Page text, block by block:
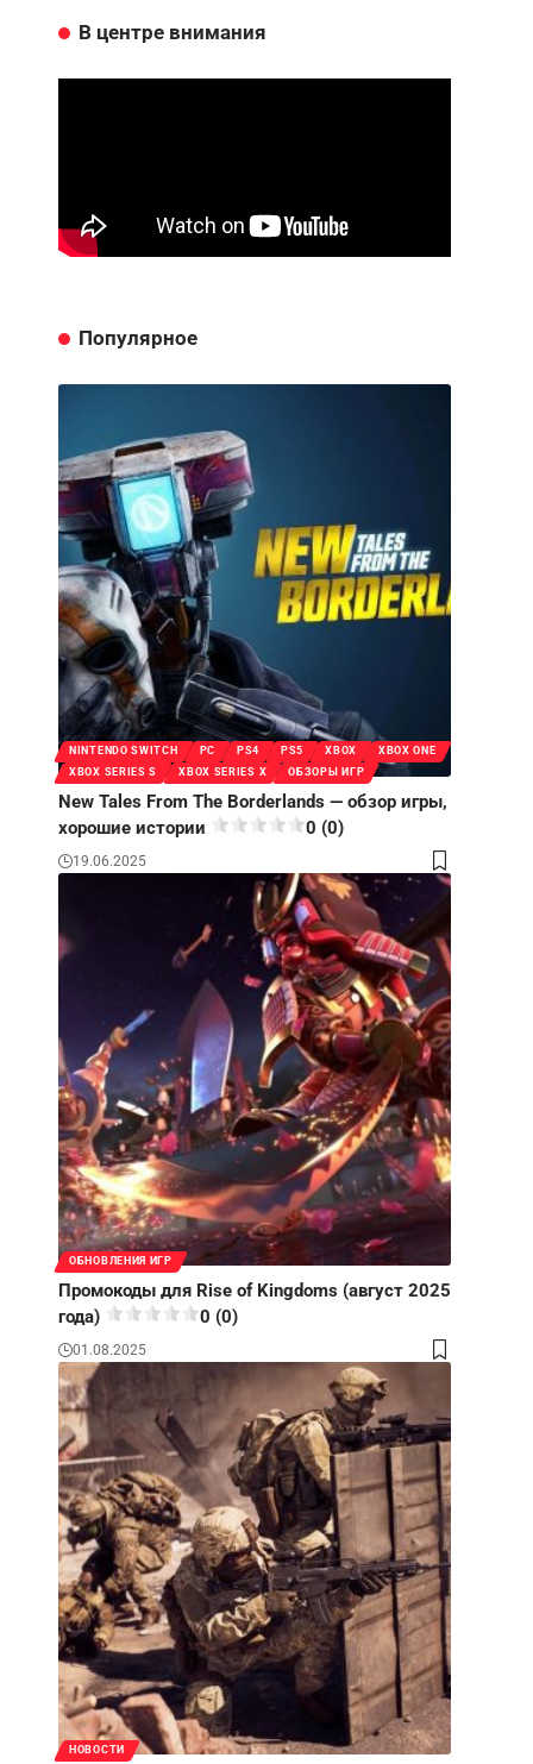
В центре внимания
Популярное
NINTENDO SWITCH PC PS4 PS5 XBOX
XBOX ONE
XBOX SERIES S
XBOX SERIES X ОБЗОРЫ ИГР
New Tales From The Borderlands — обзор игры,
хорошие истории
0 (0)
19.06.2025
ОБНОВЛЕНИЯ ИГР
Промокоды для Rise of Kingdoms (август 2025
года)
0 (0)
01.08.2025
НОВОСТИ